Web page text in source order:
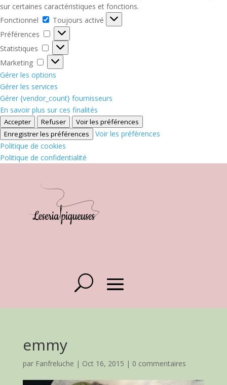
sur certaines caractéristiques et fonctions.
Fonctionnel
Fonctionnel
Toujours activé
Préférences
Préférences
Statistiques
Statistiques
Marketing
Marketing
Gérer les options
Gérer les services
Gérer {vendor_count} fournisseurs
En savoir plus sur ces finalités
Accepter Refuser
Voir les préférences
Enregistrer les préférences
Voir les préférences
Politique de cookies
Politique de confidentialité
emmy
par Fanfreluche | Oct 16, 2015 | 0 commentaires